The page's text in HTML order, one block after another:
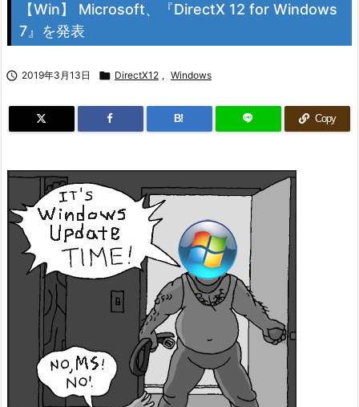
【Win】 Microsoft、『DirectX 12 for Windows
7』を発表
 2019年3月13日  DirectX12 , Windows
B! Copy